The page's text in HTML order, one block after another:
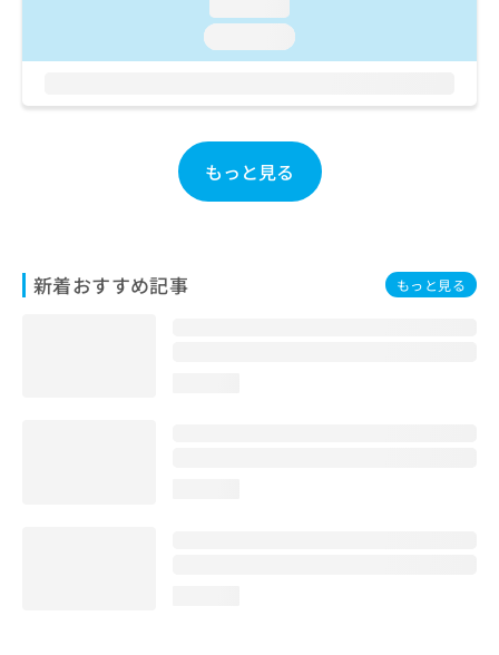
もっと見る
新着おすすめ記事 もっと見る
い
わ